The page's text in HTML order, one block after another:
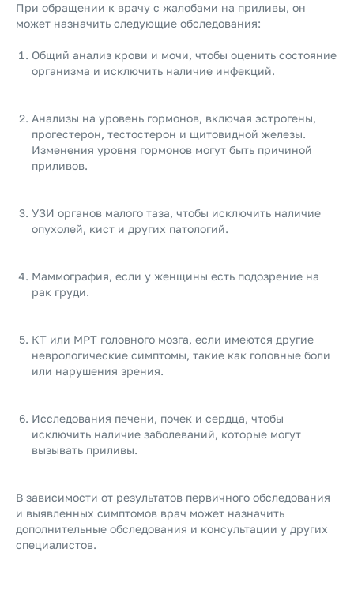
При обращении к врачу с жалобами на приливы, он
может назначить следующие обследования:
Общий анализ крови и мочи, чтобы оценить состояние
организма и исключить наличие инфекций.
Анализы на уровень гормонов, включая эстрогены,
прогестерон, тестостерон и щитовидной железы.
Изменения уровня гормонов могут быть причиной
приливов.
УЗИ органов малого таза, чтобы исключить наличие
опухолей, кист и других патологий.
Маммография, если у женщины есть подозрение на
рак груди.
КТ или МРТ головного мозга, если имеются другие
неврологические симптомы, такие как головные боли
или нарушения зрения.
Исследования печени, почек и сердца, чтобы
исключить наличие заболеваний, которые могут
вызывать приливы.
В зависимости от результатов первичного обследования
и выявленных симптомов врач может назначить
дополнительные обследования и консультации у других
специалистов.